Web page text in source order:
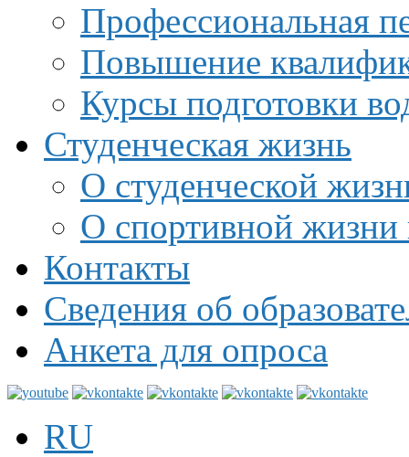
Профессиональная
Повышение
Курсы подготовки
Студенческая жизнь
О студенческой
О спортивной жизни
Контакты
Сведения об
Анкета для опроса
RU